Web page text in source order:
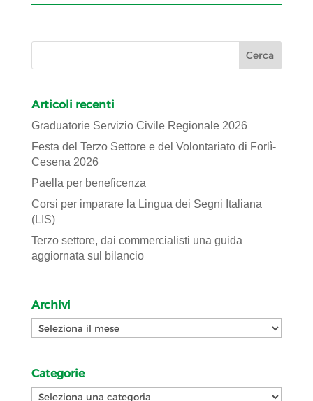
Articoli recenti
Graduatorie Servizio Civile Regionale 2026
Festa del Terzo Settore e del Volontariato di Forlì-
Cesena 2026
Paella per beneficenza
Corsi per imparare la Lingua dei Segni Italiana
(LIS)
Terzo settore, dai commercialisti una guida
aggiornata sul bilancio
Archivi
Archivi
Categorie
Categorie